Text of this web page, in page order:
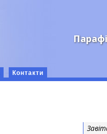
Контакти